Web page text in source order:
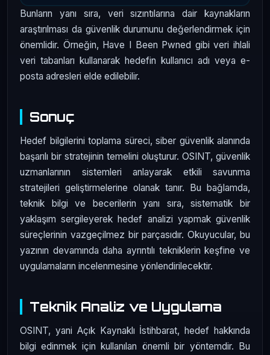
Bunların yanı sıra, veri sızıntılarına dair kaynakların
araştırılması da güvenlik durumunu değerlendirmek için
önemlidir. Örneğin, Have I Been Pwned gibi veri ihlali
veri tabanları kullanarak hedefin kullanıcı adı veya e-
posta adresleri elde edilebilir.
Sonuç
Hedef bilgilerini toplama süreci, siber güvenlik alanında
başarılı bir stratejinin temelini oluşturur. OSINT, güvenlik
uzmanlarının sistemleri anlayarak etkili savunma
stratejileri geliştirmelerine olanak tanır. Bu bağlamda,
teknik bilgi ve becerilerin yanı sıra, sistematik bir
yaklaşım sergileyerek hedef analizi yapmak güvenlik
süreçlerinin vazgeçilmez bir parçasıdır. Okuyucular, bu
yazının devamında daha ayrıntılı tekniklerin keşfine ve
uygulamaların incelenmesine yönlendirilecektir.
Teknik Analiz ve Uygulama
OSINT, yani Açık Kaynaklı İstihbarat, hedef hakkında
bilgi edinmek için kullanılan önemli bir yöntemdir. Bu